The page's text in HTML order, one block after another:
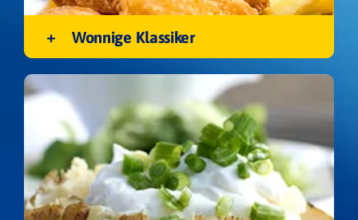
Wonnige Klassiker